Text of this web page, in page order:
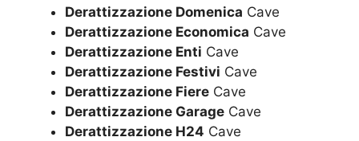
Derattizzazione Domenica Cave
Derattizzazione Economica Cave
Derattizzazione Enti Cave
Derattizzazione Festivi Cave
Derattizzazione Fiere Cave
Derattizzazione Garage Cave
Derattizzazione H24 Cave